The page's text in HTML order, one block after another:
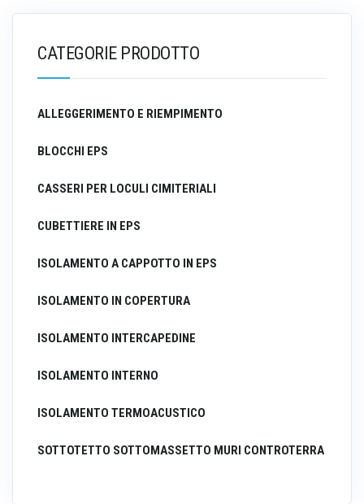
CATEGORIE PRODOTTO
ALLEGGERIMENTO E RIEMPIMENTO
BLOCCHI EPS
CASSERI PER LOCULI CIMITERIALI
CUBETTIERE IN EPS
ISOLAMENTO A CAPPOTTO IN EPS
ISOLAMENTO IN COPERTURA
ISOLAMENTO INTERCAPEDINE
ISOLAMENTO INTERNO
ISOLAMENTO TERMOACUSTICO
SOTTOTETTO SOTTOMASSETTO MURI CONTROTERRA